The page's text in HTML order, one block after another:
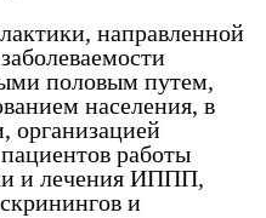
направленной
половым путем,
населения, в
организацией
работы
и лечения ИППП,
и